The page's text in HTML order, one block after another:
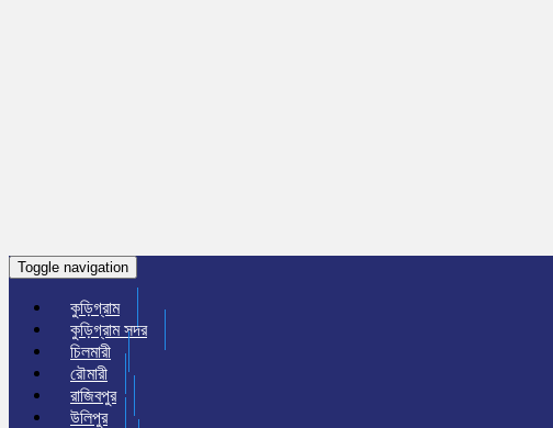
Toggle navigation
কুড়িগ্রাম
কুড়িগ্রাম সদর
চিলমারী
রৌমারী
রাজিবপুর
উলিপুর